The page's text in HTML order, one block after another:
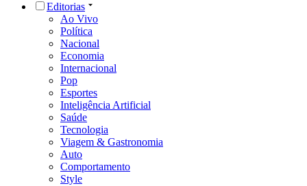
Editorias
Ao Vivo
Política
Nacional
Economia
Internacional
Pop
Esportes
Inteligência Artificial
Saúde
Tecnologia
Viagem & Gastronomia
Auto
Comportamento
Style